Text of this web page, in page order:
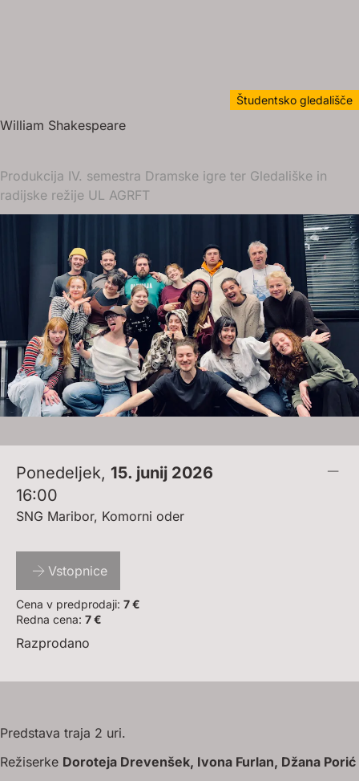
Študentsko gledališče
William Shakespeare
Produkcija IV. semestra Dramske igre ter Gledališke in
radijske režije UL AGRFT
Ponedeljek, 15. junij 2026
16:00
SNG Maribor, Komorni oder
Vstopnice
Cena v predprodaji: 7 €
Redna cena: 7 €
Razprodano
Predstava traja 2 uri.
Režiserke Doroteja Drevenšek, Ivona Furlan, Džana Porić